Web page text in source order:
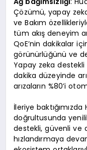
Çözümü, yapay
ve Bakım
tüm akış deneyim
QoE’nin dakikalar
görünürlüğünü ve
Yapay zeka
dakika düzeyinde
arızaların %80’i
İleriye
doğrultusunda
destekli, güvenli ve
hızlandırmaya